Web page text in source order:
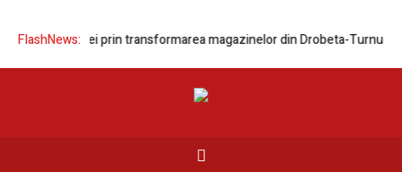
FlashNews:rețelei prin transformarea magazinelor din Drobeta-Turnu